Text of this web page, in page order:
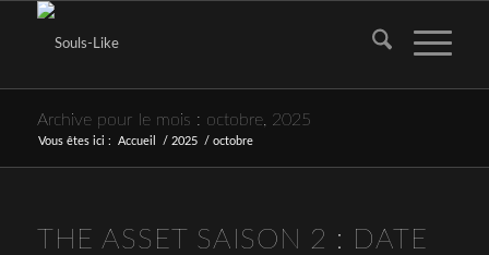
Archive pour le mois : octobre, 2025
Vous êtes ici : Accueil / 2025 / octobre
THE ASSET SAISON 2 : DATE